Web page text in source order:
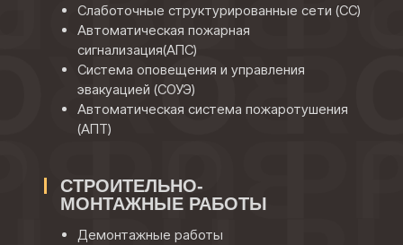
СТРОИТЕЛЬНО-
МОНТАЖНЫЕ РАБОТЫ
Демонтажные работы
Слаботочные структурированные сети (СС)
Автоматическая пожарная
сигнализация(АПС)
Система оповещения и управления
эвакуацией (СОУЭ)
Автоматическая система пожаротушения
(АПТ)